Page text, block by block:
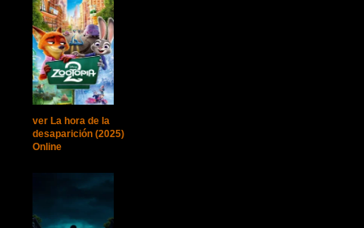
ver La hora de la
desaparición (2025)
Online